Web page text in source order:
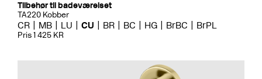
Tilbehør til badeværelset
TA220 Kobber
CR MB LU CU BR BC HG BrBC BrPL
Pris 1 425 KR